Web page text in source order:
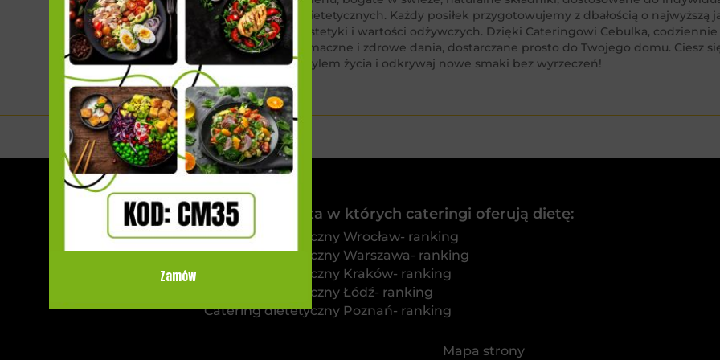
dietetycznych. Każdy posiłek przygotowujemy z dbałością o najwyższą
estetyki i wartości odżywczych. Dzięki Cateringowi Cebulka,
smaczne i zdrowe dania, dostarczane prosto do Twojego domu. Ciesz
stylem życia i odkrywaj nowe smaki bez wyrzeczeń!
Sprawdź miasta w których cateringi oferują dietę:
Catering dietetyczny Wrocław- ranking
Catering dietetyczny Warszawa- ranking
Catering dietetyczny Kraków- ranking
Catering dietetyczny Łódź- ranking
Catering dietetyczny Poznań- ranking
Mapa strony
Zamów